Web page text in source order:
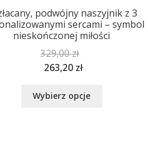
podwójny naszyjnik z 3
sercami – symbol
nieskończonej miłości
329,00zł
263,20 zł
Wybierz opcje